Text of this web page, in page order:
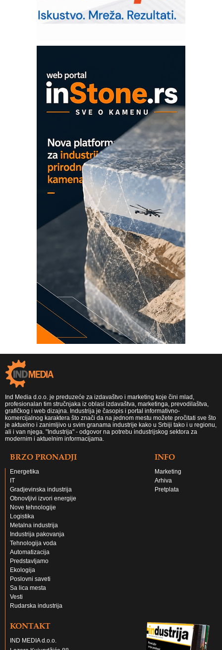
IB BLUMENAUER - više od 40 godina
poverenja u industriji
OBO sistemi mrežastih nosača kablova
Proizvodnja iC7 Hybrid 1500 VDC
mrežnog pretvarača sa tečnim
hlađenjem
Ind Media d.o.o. je preduzeće za izdavaštvo i marketing koje čini mlad,
profesionalan tim stručnjaka iz oblasi izdavaštva, marketinga, prevodilaštva,
grafičkog i web dizajna. Industrija je časopis i portal informativno-
komercijalnog karaktera što znači da na jednom mestu možete pročitati sve što
je aktuelno i zanimljivo u svim granama industrije kako u Srbiji tako i u regionu,
ali i van njega. "Industrija" - odgovor na potrebu industrijskog sektora za
modernim i aktuelnim informacijama.
BRZO PRONADJI
Energetika
IT
Gradjevinska industrija
Obnovljivi izvori energije
Nove tehnologije
Logistika
Metalna industrija
Industrija pakovanja
Tehnologija voda
Automatizacija
Predstavljamo
Ekologija
Poslovni saveti
Sa lica mesta
Vesti
Rudarska industrija
INFO
Marketing
Arhiva
Pretplata
KONTAKT
IND MEDIA d.o.o.